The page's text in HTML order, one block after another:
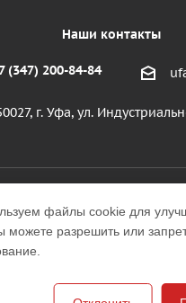
Наши контакты
(347) 200-84-84
г. Уфа, ул.
2026 © ООО
магазин строительных и
Версия для печати
файлы cookie для
можете разрешить или